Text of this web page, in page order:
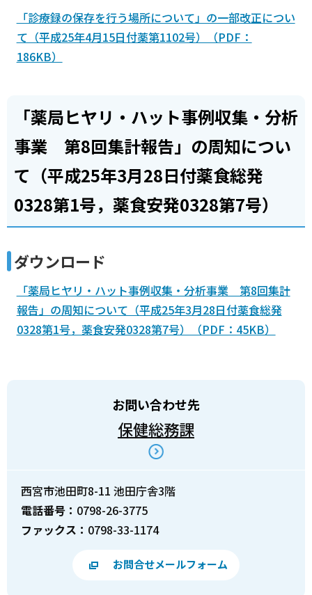
「診療録の保存を行う場所について」の一部改正につい
て（平成25年4月15日付薬第1102号）（PDF：
186KB）
「薬局ヒヤリ・ハット事例収集・分析
事業 第8回集計報告」の周知につい
て（平成25年3月28日付薬食総発
0328第1号，薬食安発0328第7号）
ダウンロード
「薬局ヒヤリ・ハット事例収集・分析事業 第8回集計
報告」の周知について（平成25年3月28日付薬食総発
0328第1号，薬食安発0328第7号）（PDF：45KB）
お問い合わせ先
保健総務課
西宮市池田町8-11 池田庁舎3階
電話番号： 0798-26-3775
ファックス： 0798-33-1174
お問合せメールフォーム